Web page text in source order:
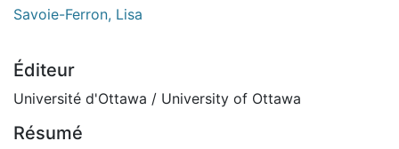
Savoie-Ferron, Lisa
Éditeur
Université d'Ottawa / University of Ottawa
Résumé